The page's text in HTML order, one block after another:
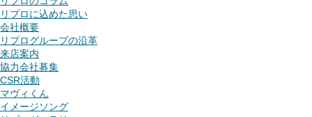
リプロに込めた思い
会社概要
リプログループの沿革
来店案内
協力会社募集
CSR活動
マヴィくん
イメージソング